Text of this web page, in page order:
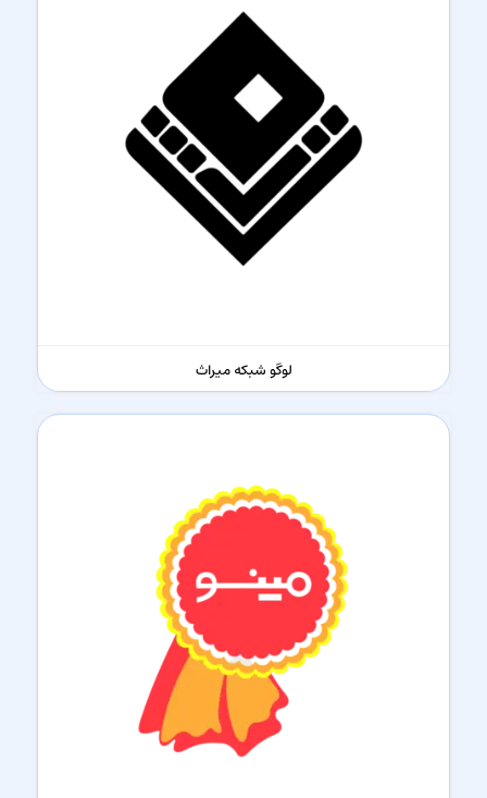
لوگو شبکه میراث